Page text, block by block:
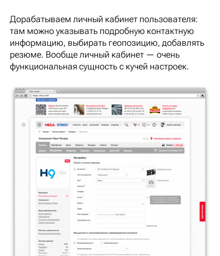
Дорабатываем личный кабинет пользователя:
там можно указывать подробную контактную
информацию, выбирать геопозицию, добавлять
резюме. Вообще личный кабинет — очень
функциональная сущность с кучей настроек.